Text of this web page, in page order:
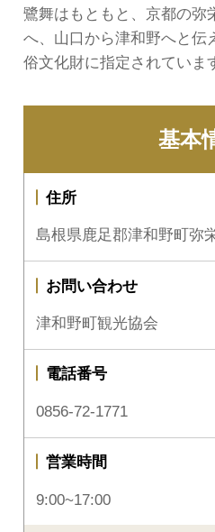
鷺舞はもともと、京都の弥
へ、山口から津和野へと伝
俗文化財に指定されていま
基本
住所
島根県鹿足郡津和野町弥
お問い合わせ
津和野町観光協会
電話番号
0856-72-1771
営業時間
9:00~17:00